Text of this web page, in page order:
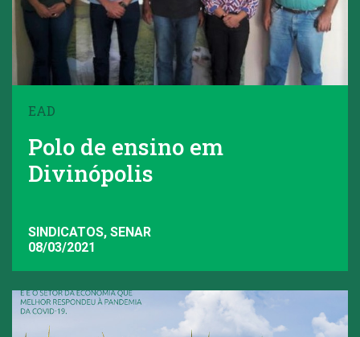
EAD
Polo de ensino em
Divinópolis
SINDICATOS, SENAR
08/03/2021